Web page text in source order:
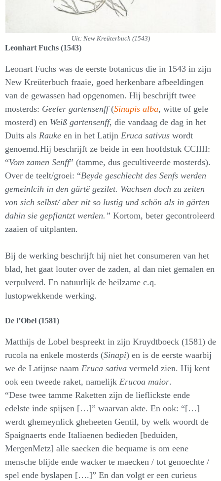
Uit: New Kreüterbuch (1543)
Leonhart Fuchs (1543)
Leonart Fuchs was de eerste botanicus die in 1543 in zijn
New Kreüterbuch fraaie, goed herkenbare afbeeldingen
van de gewassen had opgenomen. Hij beschrijft twee
mosterds: Geeler gartensenff(Sinapis alba, witte of gele
mosterd) en Weiß gartensenff, die vandaag de dag in het
Duits als Rauke en in het Latijn Eruca sativus wordt
genoemd.Hij beschrijft ze beide in een hoofdstuk CCIIII:
“Vom zamen Senff” (tamme, dus gecultiveerde mosterds).
Over de teelt/groei: “Beyde geschlecht des Senfs werden
gemeinlcih in den gärtë gezilet. Wachsen doch zu zeiten
von sich selbst/ aber nit so lustig und schön als in gärten
dahin sie gepflantzt werden.” Kortom, beter gecontroleerd
zaaien of uitplanten.
Bij de werking beschrijft hij niet het consumeren van het
blad, het gaat louter over de zaden, al dan niet gemalen en
verpulverd. En natuurlijk de heilzame c.q.
lustopwekkende werking.
De l’Obel (1581)
Matthijs de Lobel bespreekt in zijn Kruydtboeck (1581) de
rucola na enkele mosterds (Sinapi) en is de eerste waarbij
we de Latijnse naam Eruca sativa vermeld zien. Hij kent
ook een tweede raket, namelijk Erucoa maior.
“Dese twee tamme Raketten zijn de lieflickste ende
edelste inde spijsen […]” waarvan akte. En ook: “[…]
werdt ghemeynlick gheheeten Gentil, by welk woordt de
Spaignaerts ende Italiaenen bedieden [beduiden,
MergenMetz] alle saecken die bequame is om eene
mensche blijde ende wacker te maecken / tot genoechte /
spel ende byslapen [….]” En dan volgt er een curieus